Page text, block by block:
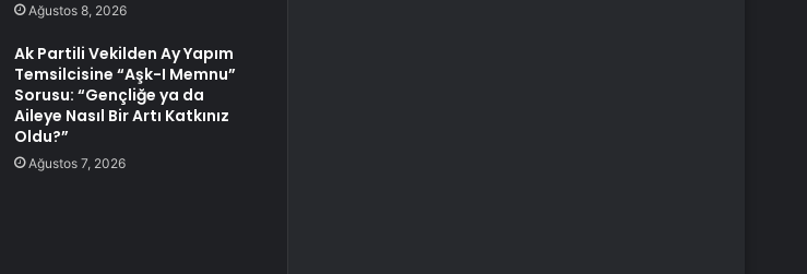
Ağustos 8, 2026
Ak Partili Vekilden Ay Yapım
Temsilcisine “Aşk-I Memnu”
Sorusu: “Gençliğe ya da
Aileye Nasıl Bir Artı Katkınız
Oldu?”
Ağustos 7, 2026